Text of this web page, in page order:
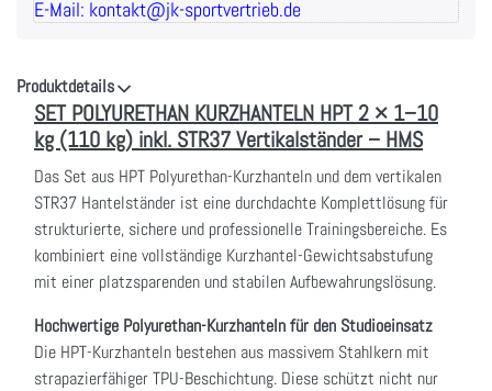
E-Mail: kontakt@jk-sportvertrieb.de
Produktdetails
SET POLYURETHAN KURZHANTELN HPT 2 × 1–10
kg (110 kg) inkl. STR37 Vertikalständer – HMS
Das Set aus HPT Polyurethan-Kurzhanteln und dem vertikalen
STR37 Hantelständer ist eine durchdachte Komplettlösung für
strukturierte, sichere und professionelle Trainingsbereiche. Es
kombiniert eine vollständige Kurzhantel-Gewichtsabstufung
mit einer platzsparenden und stabilen Aufbewahrungslösung.
Hochwertige Polyurethan-Kurzhanteln für den Studioeinsatz
Die HPT-Kurzhanteln bestehen aus massivem Stahlkern mit
strapazierfähiger TPU-Beschichtung. Diese schützt nicht nur